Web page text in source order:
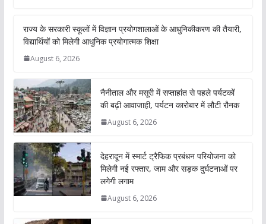
राज्य के सरकारी स्कूलों में विज्ञान प्रयोगशालाओं के आधुनिकीकरण की तैयारी,
विद्यार्थियों को मिलेगी आधुनिक प्रयोगात्मक शिक्षा
August 6, 2026
नैनीताल और मसूरी में सप्ताहांत से पहले पर्यटकों
की बढ़ी आवाजाही, पर्यटन कारोबार में लौटी रौनक
August 6, 2026
देहरादून में स्मार्ट ट्रैफिक प्रबंधन परियोजना को
मिलेगी नई रफ्तार, जाम और सड़क दुर्घटनाओं पर
लगेगी लगाम
August 6, 2026